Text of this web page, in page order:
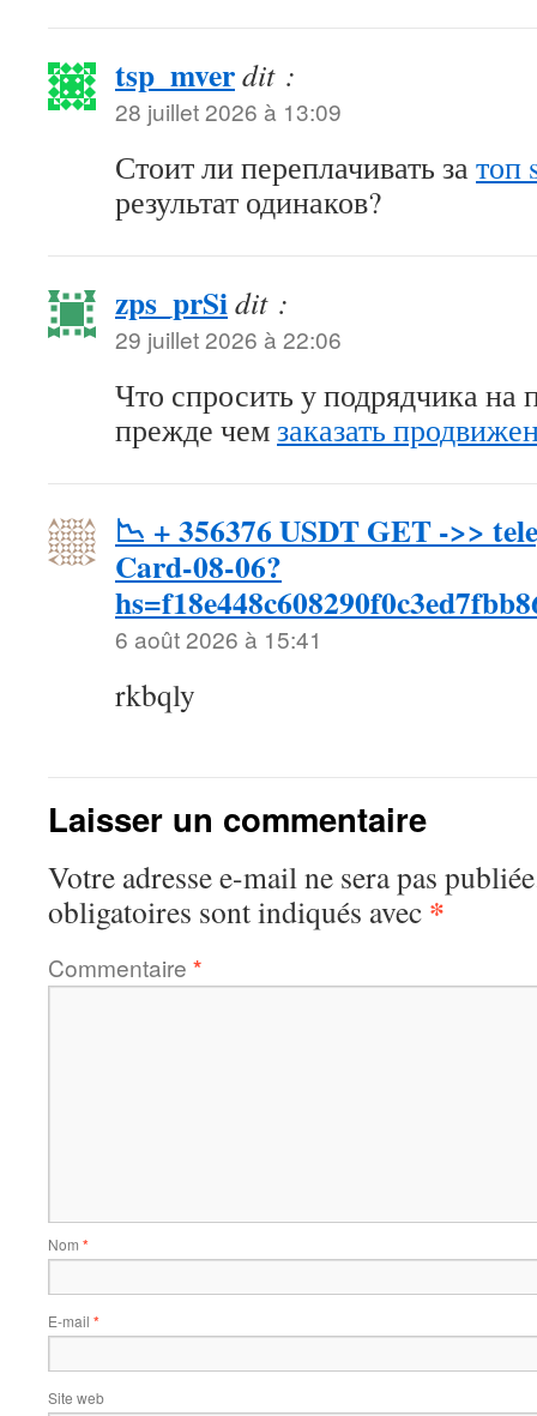
tsp_mverdit :
28 juillet 2026 à 13:09
Стоит ли переплачивать за топ
результат одинаков?
zps_prSidit :
29 juillet 2026 à 22:06
Что спросить у подрядчика на
прежде чемзаказать
📉 + 356376 USDT GET ->>
Card-08-06?
6 août 2026 à 15:41
rkbqly
Laisser un commentaire
Votre adresse e-mail ne sera pas
obligatoires sont indiqués avec *
Commentaire *
Nom *
E-mail *
Site web